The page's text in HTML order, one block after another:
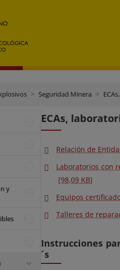
Seguridad Minera
y
ECAs,
Relación de
Laboratorios con
[98,09 KB]
Equipos
Talleres de
Instrucciones
´s